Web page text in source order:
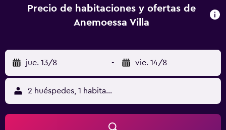
Precio de habitaciones y ofertas de
Anemoessa Villa
jue. 13/8 - vie. 14/8
2 huéspedes, 1 habitación